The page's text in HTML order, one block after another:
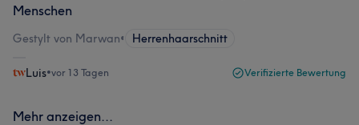
Menschen
Gestylt von Marwan• Herrenhaarschnitt
Luis•vor 13 Tagen Verifizierte Bewertung
Mehr anzeigen...